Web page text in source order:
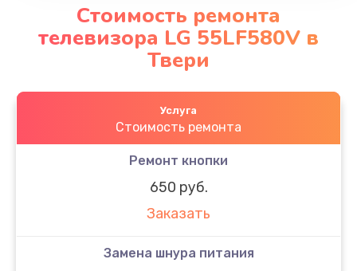
Стоимость ремонта
телевизора LG 55LF580V в
Твери
Услуга
Стоимость ремонта
Ремонт кнопки
650 руб.
Заказать
Замена шнура питания